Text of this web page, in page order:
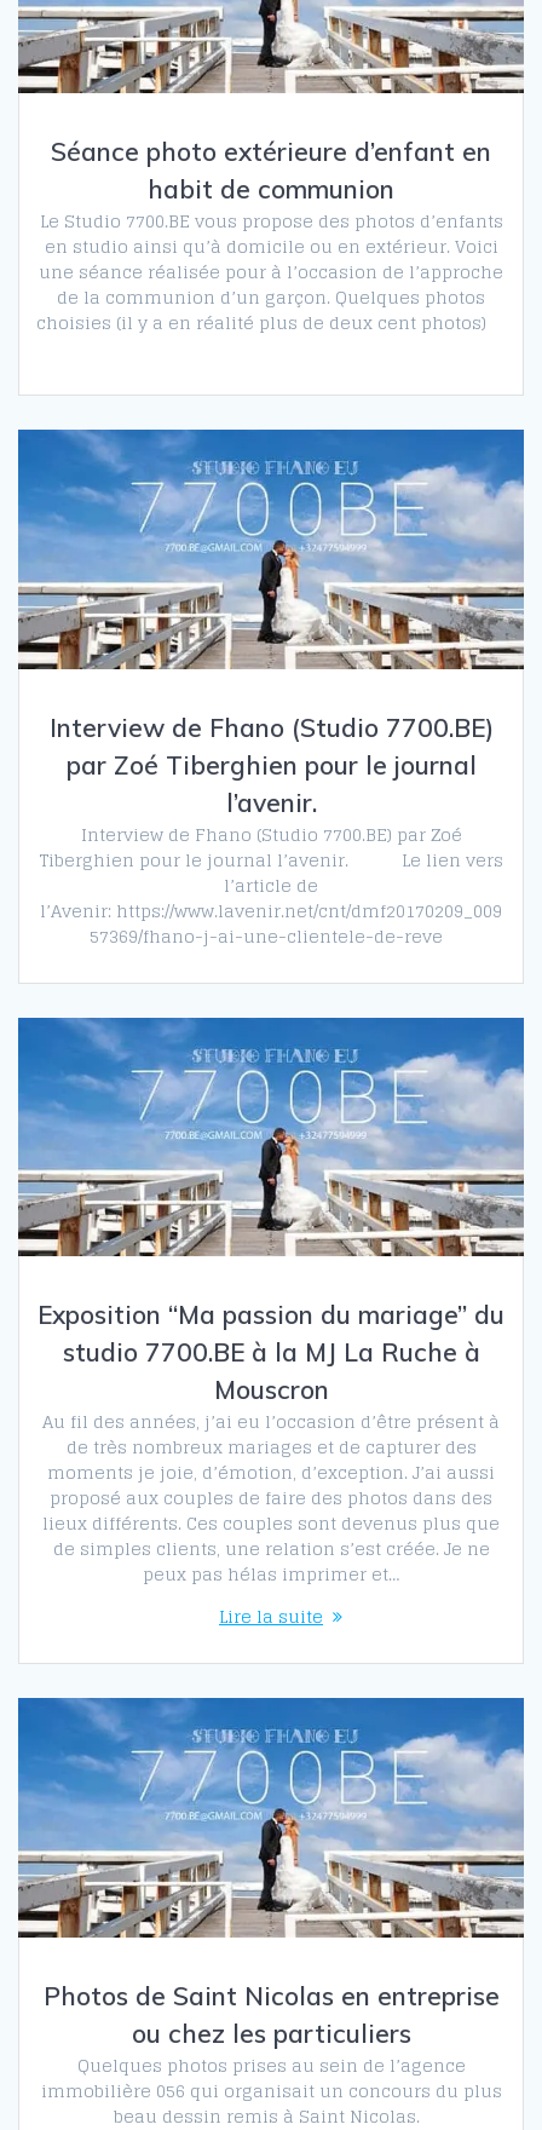
Séance photo extérieure d’enfant en
habit de communion
Le Studio 7700.BE vous propose des photos d’enfants
en studio ainsi qu’à domicile ou en extérieur. Voici
une séance réalisée pour à l’occasion de l’approche
de la communion d’un garçon. Quelques photos
choisies (il y a en réalité plus de deux cent photos)
Interview de Fhano (Studio 7700.BE)
par Zoé Tiberghien pour le journal
l’avenir.
Interview de Fhano (Studio 7700.BE) par Zoé
Tiberghien pour le journal l’avenir. Le lien vers
l’article de
l’Avenir: https://www.lavenir.net/cnt/dmf20170209_009
57369/fhano-j-ai-une-clientele-de-reve
Exposition “Ma passion du mariage” du
studio 7700.BE à la MJ La Ruche à
Mouscron
Au fil des années, j’ai eu l’occasion d’être présent à
de très nombreux mariages et de capturer des
moments je joie, d’émotion, d’exception. J’ai aussi
proposé aux couples de faire des photos dans des
lieux différents. Ces couples sont devenus plus que
de simples clients, une relation s’est créée. Je ne
peux pas hélas imprimer et…
Lire la suite
Photos de Saint Nicolas en entreprise
ou chez les particuliers
Quelques photos prises au sein de l’agence
immobilière 056 qui organisait un concours du plus
beau dessin remis à Saint Nicolas.